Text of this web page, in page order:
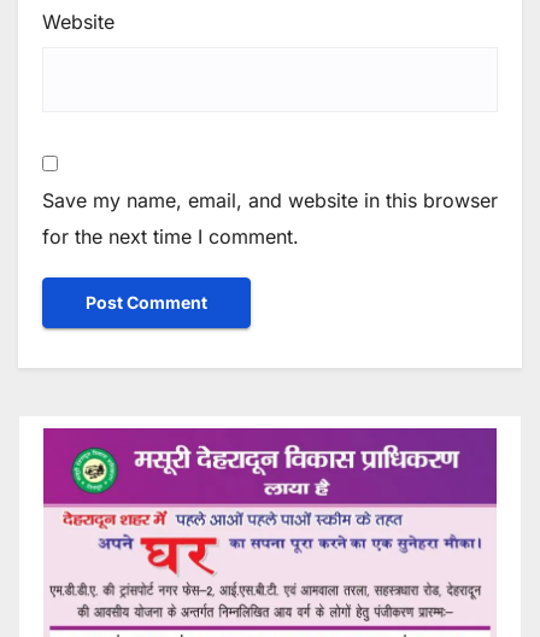
Website
Save my name, email, and website in this browser
for the next time I comment.